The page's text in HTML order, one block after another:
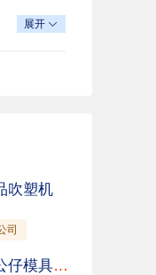
展开 
吹塑机
司
各类塑胶玩具公仔模具制作、 模具加工